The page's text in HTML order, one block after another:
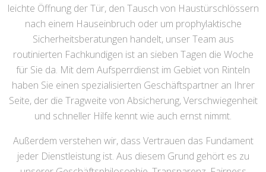
leichte Öffnung der Tür, den Tausch von Haustürschlössern
nach einem Hauseinbruch oder um prophylaktische
Sicherheitsberatungen handelt, unser Team aus
routinierten Fachkundigen ist an sieben Tagen die Woche
für Sie da. Mit dem Aufsperrdienst im Gebiet von Rinteln
haben Sie einen spezialisierten Geschäftspartner an Ihrer
Seite, der die Tragweite von Absicherung, Verschwiegenheit
und schneller Hilfe kennt wie auch ernst nimmt.
Außerdem verstehen wir, dass Vertrauen das Fundament
jeder Dienstleistung ist. Aus diesem Grund gehört es zu